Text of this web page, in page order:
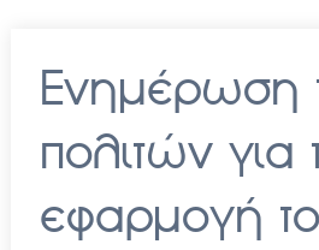
Ενημέρωση
πολιτών για
εφαρμογή